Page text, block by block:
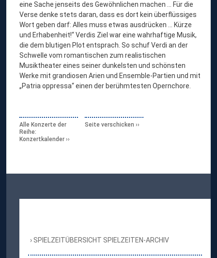
eine Sache jenseits des Gewöhnlichen machen … Für die
Verse denke stets daran, dass es dort kein überflüssiges
Wort geben darf: Alles muss etwas ausdrücken … Kürze
und Erhabenheit!“ Verdis Ziel war eine wahrhaftige Musik,
die dem blutigen Plot entsprach. So schuf Verdi an der
Schwelle vom romantischen zum realistischen
Musiktheater eines seiner dunkelsten und schönsten
Werke mit grandiosen Arien und Ensemble-Partien und mit
„Patria oppressa“ einen der berühmtesten Opernchore.
Alle Konzerte der
Reihe:
Konzertkalender
Seite verschicken
SPIELZEITÜBERSICHT SPIELZEITEN-ARCHIV